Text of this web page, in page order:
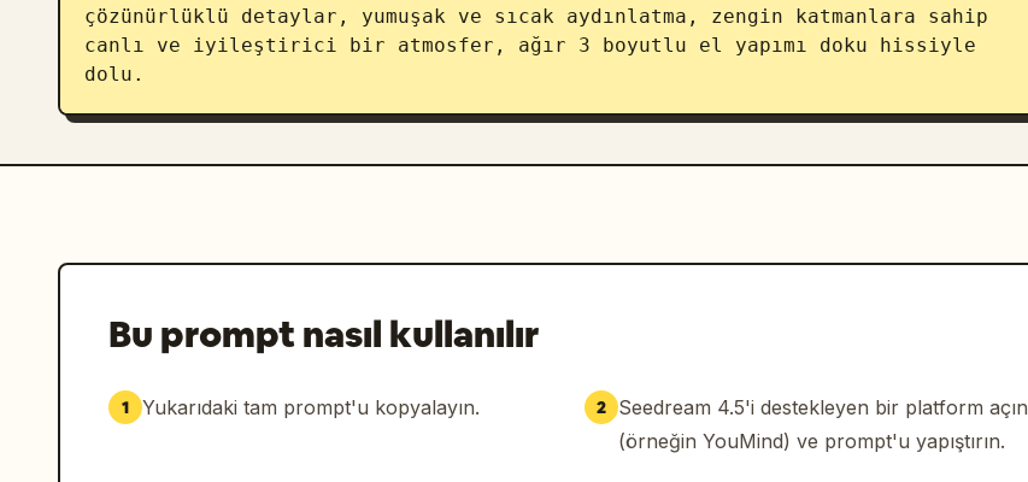
çözünürlüklü detaylar, yumuşak ve sıcak aydınlatma, zengin katmanlara sahip
canlı ve iyileştirici bir atmosfer, ağır 3 boyutlu el yapımı doku hissiyle
dolu.
Bu prompt nasıl kullanılır
1 Yukarıdaki tam prompt'u kopyalayın. 2 Seedream 4.5'i destekleyen bir platform açın
(örneğin YouMind) ve prompt'u yapıştırın.